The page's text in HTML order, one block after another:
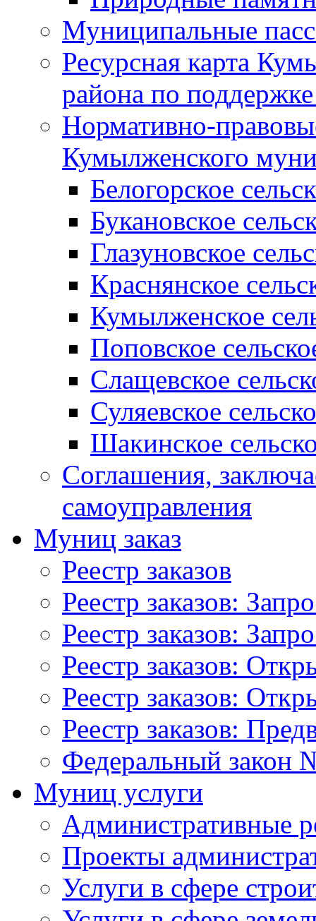
Муниципальные
Ресурсная карта
района по
Нормативно-
Кумылженского
Белогорское
Букановское
Глазуновское
Краснянское
Кумылженское
Поповское
Слащевское
Суляевское
Шакинское
Соглашения,
самоуправления
Муниц заказ
Реестр заказов
Реестр заказов:
Реестр заказов:
Реестр заказов:
Реестр заказов:
Реестр заказов:
Федеральный закон
Муниц услуги
Административные
Проекты
Услуги в сфере